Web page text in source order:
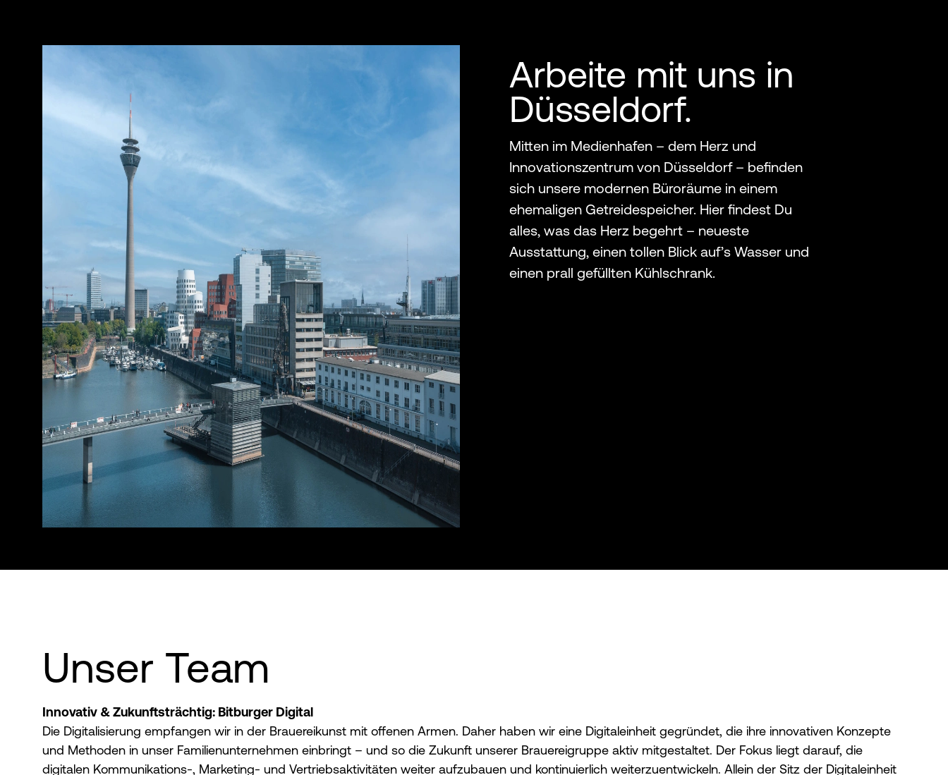
Arbeite mit uns in
Düsseldorf.
Mitten im Medienhafen – dem Herz und
Innovationszentrum von Düsseldorf – befinden
sich unsere modernen Büroräume in einem
ehemaligen Getreidespeicher. Hier findest Du
alles, was das Herz begehrt – neueste
Ausstattung, einen tollen Blick auf’s Wasser und
einen prall gefüllten Kühlschrank.
Unser Team
Innovativ & Zukunftsträchtig: Bitburger Digital
Die Digitalisierung empfangen wir in der Brauereikunst mit offenen Armen. Daher haben wir eine Digitaleinheit gegründet, die ihre innovativen Konzepte
und Methoden in unser Familienunternehmen einbringt – und so die Zukunft unserer Brauereigruppe aktiv mitgestaltet. Der Fokus liegt darauf, die
digitalen Kommunikations-, Marketing- und Vertriebsaktivitäten weiter aufzubauen und kontinuierlich weiterzuentwickeln. Allein der Sitz der Digitaleinheit